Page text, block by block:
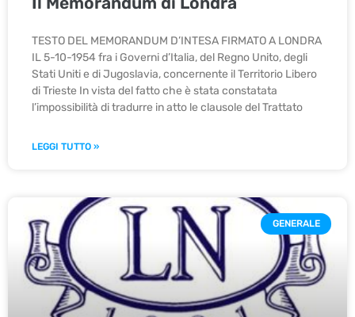
TESTO DEL MEMORANDUM D’INTESA FIRMATO A LONDRA
IL 5-10-1954 fra i Governi d’Italia, del Regno Unito, degli
Stati Uniti e di Jugoslavia, concernente il Territorio Libero
di Trieste In vista del fatto che è stata constatata
l’impossibilità di tradurre in atto le clausole del Trattato
LEGGI TUTTO »
GENERALE